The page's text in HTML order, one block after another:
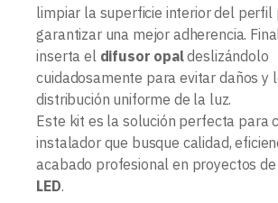
limpiar la superficie interior del perfil
garantizar una mejor adherencia.
inserta el difusor opaldeslizándolo
cuidadosamente para evitar daños y
distribución uniforme de la luz.
Este kit es la solución perfecta para
instalador que busque calidad,
acabado profesional en proyectos de
LED.